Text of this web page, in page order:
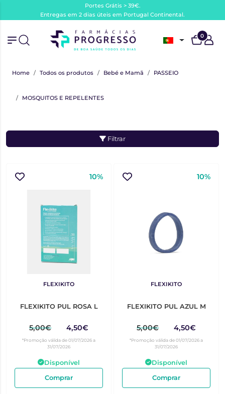
Portes Grátis > 39€.
Entregas em 2 dias úteis em Portugal Continental.
0
Home Todos os produtos Bebé e Mamã PASSEIO
MOSQUITOS E REPELENTES
Filtrar
10%
FLEXIKITO
FLEXIKITO PUL ROSA L
5,00€ 4,50€
*Promoção válida de 01/07/2026 a
31/07/2026
Disponível
Comprar
10%
FLEXIKITO
FLEXIKITO PUL AZUL M
5,00€ 4,50€
*Promoção válida de 01/07/2026 a
31/07/2026
Disponível
Comprar